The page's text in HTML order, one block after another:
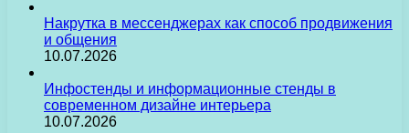
Накрутка в мессенджерах как способ продвижения
и общения
10.07.2026
Инфостенды и информационные стенды в
современном дизайне интерьера
10.07.2026